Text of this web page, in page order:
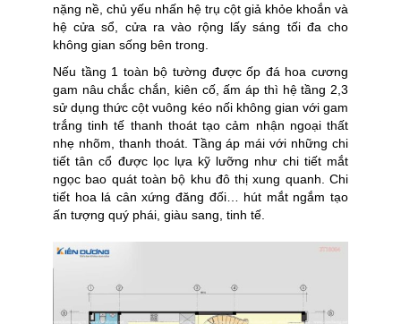
nặng nề, chủ yếu nhấn hệ trụ cột giả khỏe khoắn và
hệ cửa sổ, cửa ra vào rộng lấy sáng tối đa cho
không gian sống bên trong.
Nếu tầng 1 toàn bộ tường được ốp đá hoa cương
gam nâu chắc chắn, kiên cố, ấm áp thì hệ tầng 2,3
sử dụng thức cột vuông kéo nối không gian với gam
trắng tinh tế thanh thoát tạo cảm nhận ngoại thất
nhẹ nhõm, thanh thoát. Tầng áp mái với những chi
tiết tân cổ được lọc lựa kỹ lưỡng như chi tiết mắt
ngọc bao quát toàn bộ khu đô thị xung quanh. Chi
tiết hoa lá cân xứng đăng đối… hút mắt ngắm tạo
ấn tượng quý phái, giàu sang, tinh tế.